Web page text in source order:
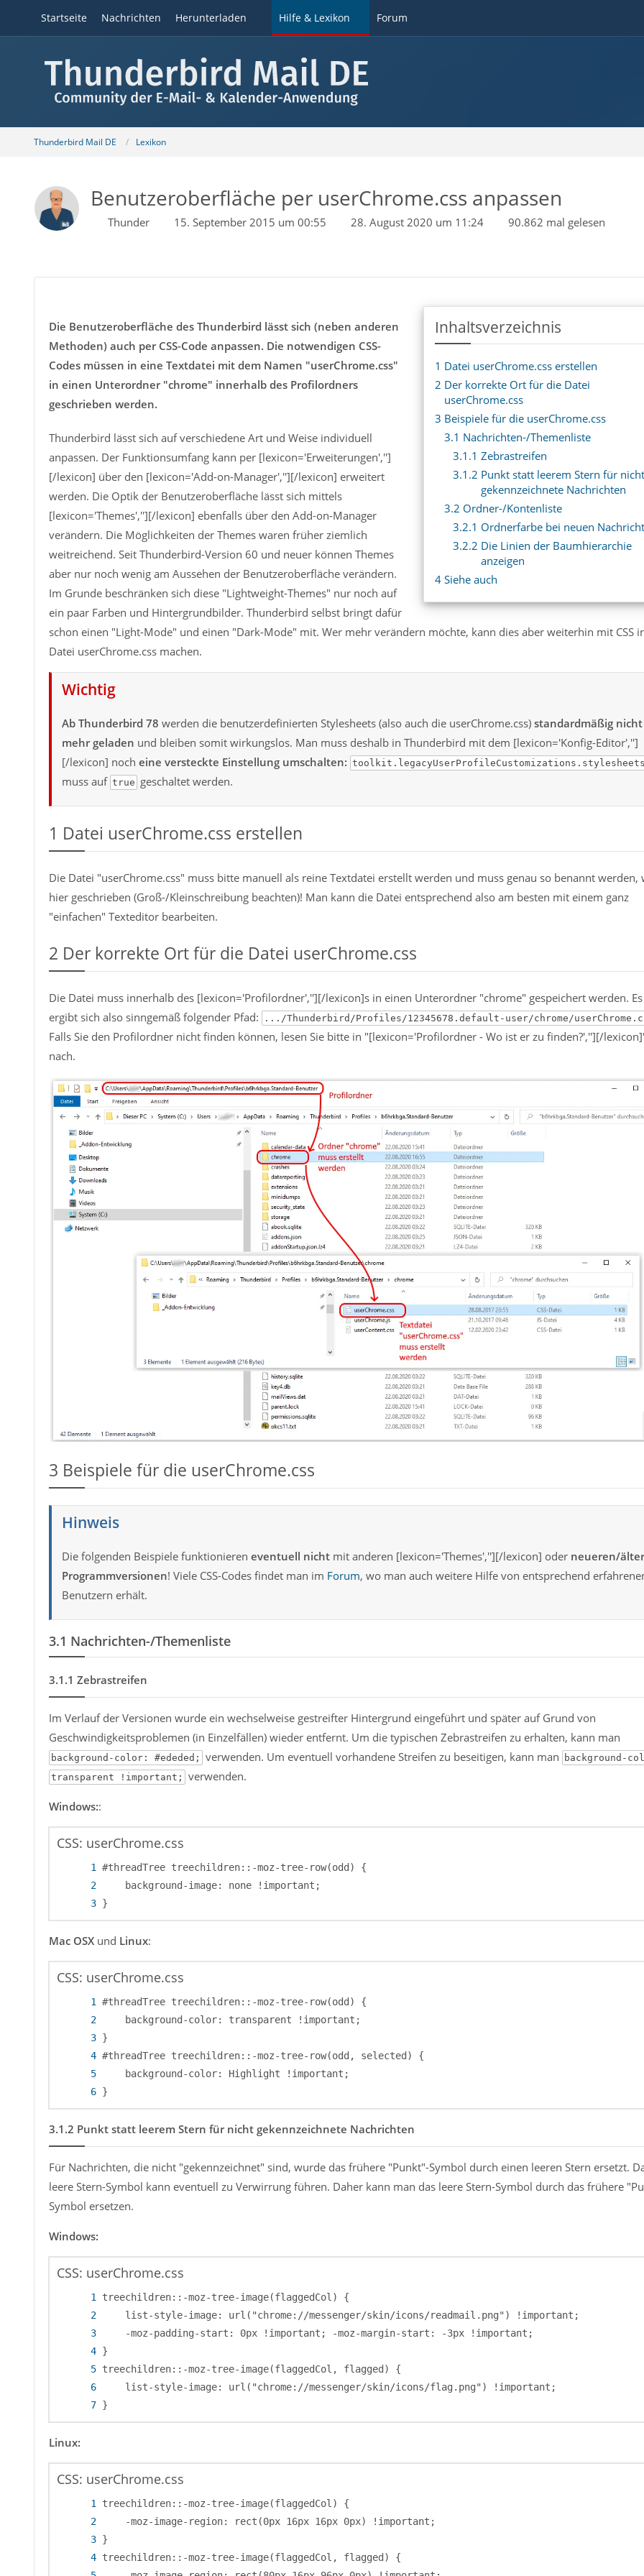
Startseite Nachrichten Herunterladen Hilfe & Lexikon Forum
Thunderbird Mail DE Lexikon
Benutzeroberfläche per userChrome.css anpassen
Thunder 15. September 2015 um 00:55 28. August 2020 um 11:24 90.862 mal gelesen
Inhaltsverzeichnis
1 Datei userChrome.css erstellen
2 Der korrekte Ort für die Datei
userChrome.css
3 Beispiele für die userChrome.css
3.1 Nachrichten-/Themenliste
3.1.1 Zebrastreifen
3.1.2 Punkt statt leerem Stern für
gekennzeichnete Nachrichten
3.2 Ordner-/Kontenliste
3.2.1 Ordnerfarbe bei neuen
3.2.2 Die Linien der Baumhierarchie
anzeigen
4Siehe auch
Die Benutzeroberfläche des Thunderbird lässt sich (neben anderen
Methoden) auch per CSS-Code anpassen. Die notwendigen CSS-
Codes müssen in eine Textdatei mit dem Namen "userChrome.css"
in einen Unterordner "chrome" innerhalb des Profilordners
geschrieben werden.
Thunderbird lässt sich auf verschiedene Art und Weise individuell
anpassen. Der Funktionsumfang kann per [lexicon='Erweiterungen','']
[/lexicon] über den [lexicon='Add-on-Manager',''][/lexicon] erweitert
werden. Die Optik der Benutzeroberfläche lässt sich mittels
[lexicon='Themes',''][/lexicon] ebenfalls über den Add-on-Manager
verändern. Die Möglichkeiten der Themes waren früher ziemlich
weitreichend. Seit Thunderbird-Version 60 und neuer können Themes
aber nur noch wenig am Aussehen der Benutzeroberfläche verändern.
Im Grunde beschränken sich diese "Lightweight-Themes" nur noch auf
ein paar Farben und Hintergrundbilder. Thunderbird selbst bringt dafür
schon einen "Light-Mode" und einen "Dark-Mode" mit. Wer mehr verändern möchte, kann dies aber weiterhin mit CSS
Datei userChrome.css machen.
Wichtig
Ab Thunderbird 78 werden die benutzerdefinierten Stylesheets (also auch die userChrome.css) standardmäßig nicht
mehr geladen und bleiben somit wirkungslos. Man muss deshalb in Thunderbird mit dem [lexicon='Konfig-Editor','']
[/lexicon] noch eine versteckte Einstellung umschalten:
muss auf true geschaltet werden.
1 Datei userChrome.css erstellen
Die Datei "userChrome.css" muss bitte manuell als reine Textdatei erstellt werden und muss genau so benannt werden,
hier geschrieben (Groß-/Kleinschreibung beachten)! Man kann die Datei entsprechend also am besten mit einem ganz
"einfachen" Texteditor bearbeiten.
2 Der korrekte Ort für die Datei userChrome.css
Die Datei muss innerhalb des [lexicon='Profilordner',''][/lexicon]s in einen Unterordner "chrome" gespeichert werden. Es
ergibt sich also sinngemäß folgender Pfad:
.../Thunderbird/Profiles/12345678.default-user/chrome/
Falls Sie den Profilordner nicht finden können, lesen Sie bitte in "[lexicon='Profilordner - Wo ist er zu finden?',''][/
nach.
3 Beispiele für die userChrome.css
Hinweis
Die folgenden Beispiele funktionieren eventuell nichtmit anderen [lexicon='Themes',''][/lexicon] oder neueren/
Programmversionen! Viele CSS-Codes findet man im Forum, wo man auch weitere Hilfe von entsprechend
Benutzern erhält.
3.1 Nachrichten-/Themenliste
3.1.1 Zebrastreifen
Im Verlauf der Versionen wurde ein wechselweise gestreifter Hintergrund eingeführt und später auf Grund von
Geschwindigkeitsproblemen (in Einzelfällen) wieder entfernt. Um die typischen Zebrastreifen zu erhalten, kann man
background-color: #ededed; verwenden. Um eventuell vorhandene Streifen zu beseitigen, kann man
background-
transparent !important;
verwenden.
Windows::
CSS: userChrome.css
}
Mac OSXund Linux:
CSS: userChrome.css
}
3.1.2 Punkt statt leerem Stern für nicht gekennzeichnete Nachrichten
Für Nachrichten, die nicht "gekennzeichnet" sind, wurde das frühere "Punkt"-Symbol durch einen leeren Stern ersetzt.
leere Stern-Symbol kann eventuell zu Verwirrung führen. Daher kann man das leere Stern-Symbol durch das frühere
Symbol ersetzen.
Windows:
CSS: userChrome.css
}
Linux:
CSS: userChrome.css